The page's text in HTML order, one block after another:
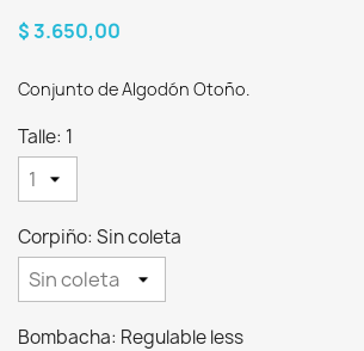
$ 3.650,00
Conjunto de Algodón Otoño.
Talle: 1
Corpiño: Sin coleta
Bombacha: Regulable less